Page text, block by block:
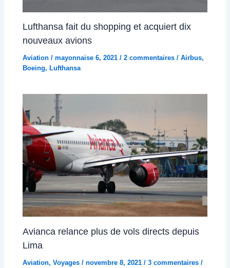
Lufthansa fait du shopping et acquiert dix
nouveaux avions
Aviation /mayonnaise 6, 2021/2 commentaires /Airbus,
Boeing, Lufthansa
Avianca relance plus de vols directs depuis
Lima
Aviation,Voyages /novembre 8, 2021/3 commentaires /